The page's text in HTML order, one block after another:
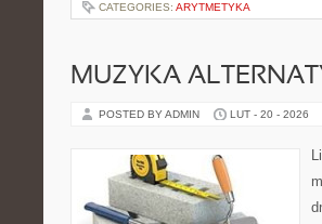
CATEGORIES: ARYTMETYKA
MUZYKA
POSTED BY ADMIN LUT - 20 - 2026